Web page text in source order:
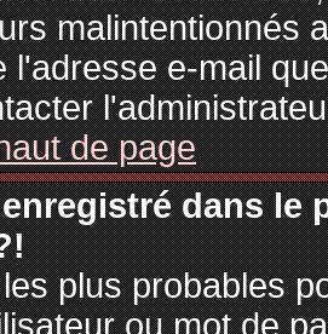
malintentionnés
l'adresse e-mail
de page
dans le
plus probables
ou mot de